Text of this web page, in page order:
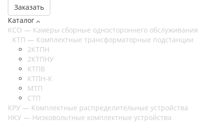
Заказать
Каталог
КСО — Камеры сборные одностороннего обслуживания
КТП — Комплектные трансформаторные подстанции
2КТПН
2КТПНУ
КТПВ
КТПН-К
МТП
СТП
КРУ — Комплектные распределительные устройства
НКУ — Низковольтные комплектные устройства